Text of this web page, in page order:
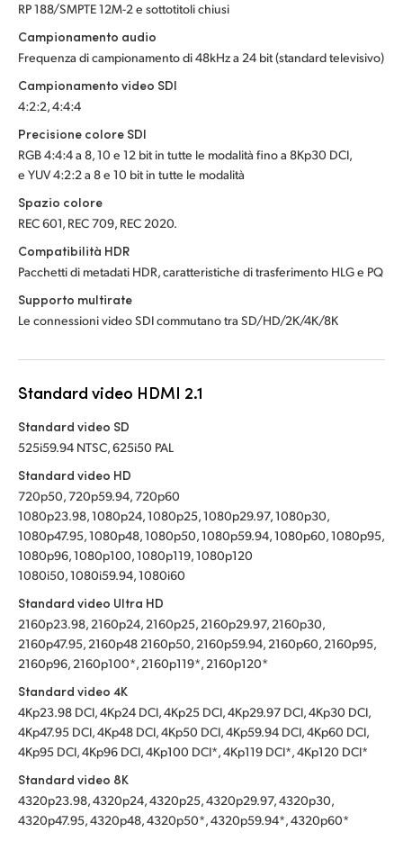
RP 188/SMPTE 12M-2 e sottotitoli chiusi
Campionamento audio
Frequenza di campionamento di 48kHz a 24 bit (standard televisivo)
Campionamento video SDI
4:2:2, 4:4:4
Precisione colore SDI
RGB 4:4:4 a 8, 10 e 12 bit in tutte le modalità fino a 8Kp30 DCI,
e YUV 4:2:2 a 8 e 10 bit in tutte le modalità
Spazio colore
REC 601, REC 709, REC 2020.
Compatibilità HDR
Pacchetti di metadati HDR, caratteristiche di trasferimento HLG e PQ
Supporto multirate
Le connessioni video SDI commutano tra SD/HD/2K/4K/8K
Standard video HDMI 2.1
Standard video SD
525i59.94 NTSC, 625i50 PAL
Standard video HD
720p50, 720p59.94, 720p60
1080p23.98, 1080p24, 1080p25, 1080p29.97, 1080p30,
1080p47.95, 1080p48, 1080p50, 1080p59.94, 1080p60, 1080p95,
1080p96, 1080p100, 1080p119, 1080p120
1080i50, 1080i59.94, 1080i60
Standard video Ultra HD
2160p23.98, 2160p24, 2160p25, 2160p29.97, 2160p30,
2160p47.95, 2160p48 2160p50, 2160p59.94, 2160p60, 2160p95,
2160p96, 2160p100*, 2160p119*, 2160p120*
Standard video 4K
4Kp23.98 DCI, 4Kp24 DCI, 4Kp25 DCI, 4Kp29.97 DCI, 4Kp30 DCI,
4Kp47.95 DCI, 4Kp48 DCI, 4Kp50 DCI, 4Kp59.94 DCI, 4Kp60 DCI,
4Kp95 DCI, 4Kp96 DCI, 4Kp100 DCI*, 4Kp119 DCI*, 4Kp120 DCI*
Standard video 8K
4320p23.98, 4320p24, 4320p25, 4320p29.97, 4320p30,
4320p47.95, 4320p48, 4320p50*, 4320p59.94*, 4320p60*